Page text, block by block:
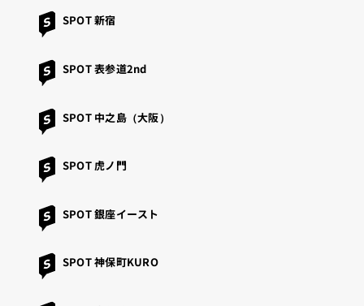
SPOT 新宿
SPOT 表参道2nd
SPOT 中之島（大阪）
SPOT 虎ノ門
SPOT 銀座イースト
SPOT 神保町KURO